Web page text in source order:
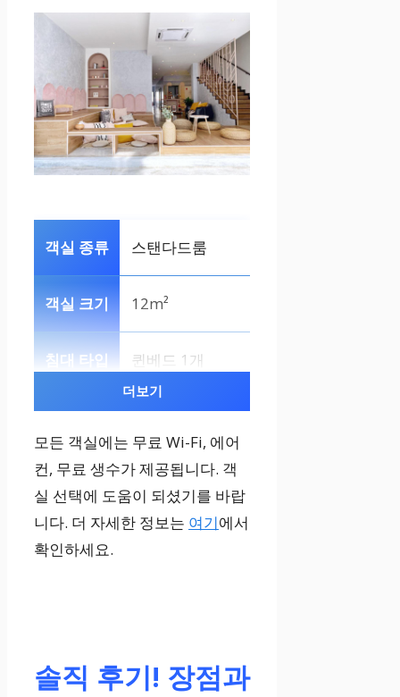
스탠다드룸
12m²
퀸베드 1개
무료 Wi-Fi, 에
어컨, 샤워 부스
디럭스 퀸
아웃도어뷰, 무
더보기
모든 객실에는 무료 Wi-Fi, 에어
컨, 무료 생수가 제공됩니다. 객
실 선택에 도움이 되셨기를 바랍
니다. 더 자세한 정보는 여기에서
확인하세요.
솔직 후기! 장점과